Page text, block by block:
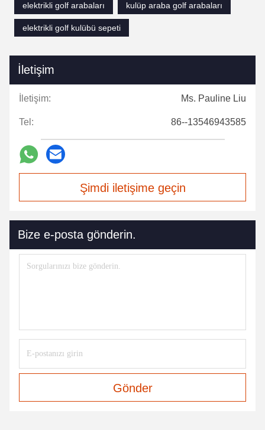
elektrikli golf arabaları
kulüp araba golf arabaları
elektrikli golf kulübü sepeti
İletişim
İletişim: Ms. Pauline Liu
Tel: 86--13546943585
Şimdi iletişime geçin
Bize e-posta gönderin.
Gönder